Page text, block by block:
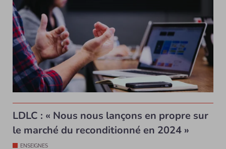
LDLC : « Nous nous lançons en propre sur
le marché du reconditionné en 2024 »
ENSEIGNES